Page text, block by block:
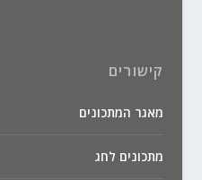
קישורים
מאגר המתכונים
מתכונים לחג